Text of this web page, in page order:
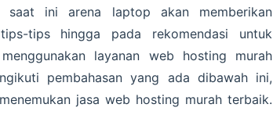
saat ini arena laptop akan memberikan
tips hingga pada rekomendasi untuk
layanan web hosting murah
pembahasan yang ada dibawah ini,
jasa web hosting murah terbaik.